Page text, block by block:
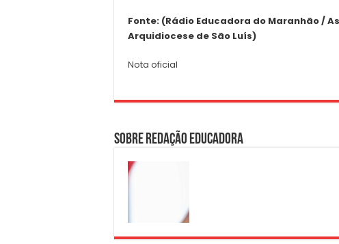
Fonte: (Rádio Educadora do Maranhão /
Arquidiocese de São Luís)
Nota oficial
Sobre Redação Educadora